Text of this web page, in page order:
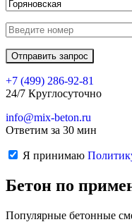
+7 (499) 286-92-81
24/7 Круглосуточно
info@mix-beton.ru
Ответим за 30 мин
Я принимаю
Бетон по
Популярные бетонные